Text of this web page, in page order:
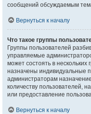
сообщений обсуждаемым
Вернуться к началу
Что такое группы
Группы пользователей
управляемые
может состоять в нескольких
назначены индивидуальные
администраторам
количеству пользователей,
или предоставление
Вернуться к началу